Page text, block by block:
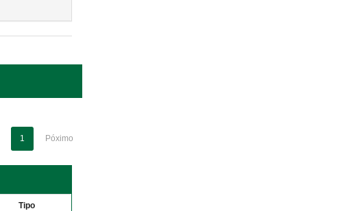
1 Póximo
Tipo